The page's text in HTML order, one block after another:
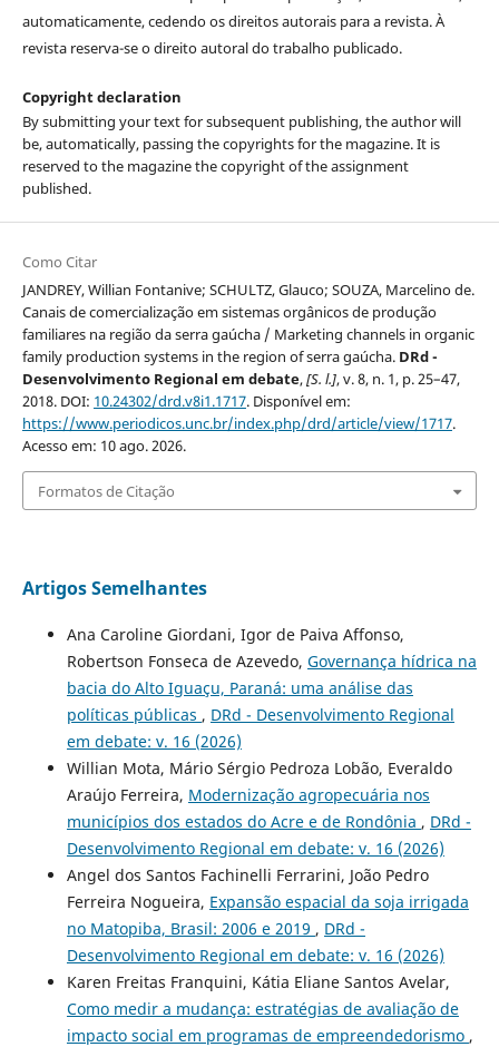
automaticamente, cedendo os direitos autorais para a revista. À
revista reserva-se o direito autoral do trabalho publicado.
Copyright declaration
By submitting your text for subsequent publishing, the author will
be, automatically, passing the copyrights for the magazine. It is
reserved to the magazine the copyright of the assignment
published.
Como Citar
JANDREY, Willian Fontanive; SCHULTZ, Glauco; SOUZA, Marcelino de.
Canais de comercialização em sistemas orgânicos de produção
familiares na região da serra gaúcha / Marketing channels in organic
family production systems in the region of serra gaúcha. DRd -
Desenvolvimento Regional em debate,[S. l.], v. 8, n. 1, p. 25–47,
2018. DOI: 10.24302/drd.v8i1.1717. Disponível em:
https://www.periodicos.unc.br/index.php/drd/article/view/1717.
Acesso em: 10 ago. 2026.
Formatos de Citação
Artigos Semelhantes
Ana Caroline Giordani, Igor de Paiva Affonso,
Robertson Fonseca de Azevedo, Governança hídrica na
bacia do Alto Iguaçu, Paraná: uma análise das
políticas públicas , DRd - Desenvolvimento Regional
em debate: v. 16 (2026)
Willian Mota, Mário Sérgio Pedroza Lobão, Everaldo
Araújo Ferreira, Modernização agropecuária nos
municípios dos estados do Acre e de Rondônia , DRd -
Desenvolvimento Regional em debate: v. 16 (2026)
Angel dos Santos Fachinelli Ferrarini, João Pedro
Ferreira Nogueira, Expansão espacial da soja irrigada
no Matopiba, Brasil: 2006 e 2019 , DRd -
Desenvolvimento Regional em debate: v. 16 (2026)
Karen Freitas Franquini, Kátia Eliane Santos Avelar,
Como medir a mudança: estratégias de avaliação de
impacto social em programas de empreendedorismo ,